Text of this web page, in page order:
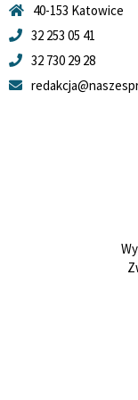
40-153 Katowice
32 253 05 41
32 730 29 28